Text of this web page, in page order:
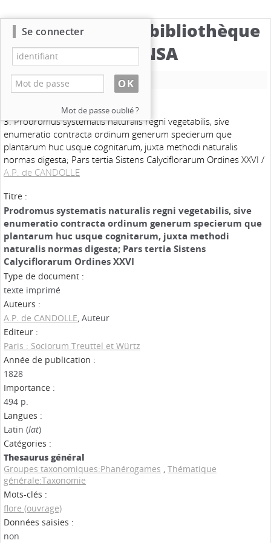
Catalogue de la bibliothèque
du CBNSA
Nouvelle recherche
3. Prodromus systematis naturalis regni vegetabilis, sive
enumeratio contracta ordinum generum specierum que
plantarum huc usque cognitarum, juxta methodi naturalis
normas digesta; Pars tertia Sistens Calyciflorarum Ordines XXVI /
A.P. de CANDOLLE
Titre :
Prodromus systematis naturalis regni vegetabilis, sive
enumeratio contracta ordinum generum specierum que
plantarum huc usque cognitarum, juxta methodi
naturalis normas digesta; Pars tertia Sistens
Calyciflorarum Ordines XXVI
Type de document :
texte imprimé
Auteurs :
A.P. de CANDOLLE, Auteur
Editeur :
Paris : Sociorum Treuttel et Würtz
Année de publication :
1828
Importance :
494 p.
Langues :
Latin (lat)
Catégories :
Thesaurus général
Groupes taxonomiques:Phanérogames , Thématique
générale:Taxonomie
Mots-clés :
flore (ouvrage)
Données saisies :
non
Se connecter
Mot de passe oublié ?